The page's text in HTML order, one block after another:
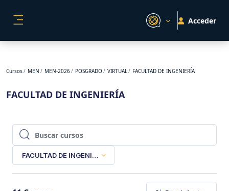
Acceder
Cursos MEN MEN-2026 POSGRADO VIRTUAL FACULTAD DE INGENIERÍA
FACULTAD DE INGENIERÍA
Buscar cursos
Buscar cursos
FACULTAD DE INGENIERÍA